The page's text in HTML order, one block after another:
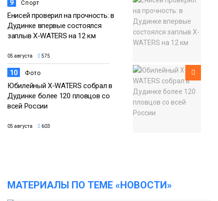
9 Спорт
Енисей проверил на прочность: в
Дудинке впервые состоялся
заплыв X-WATERS на 12 км
05 августа 575
10 Фото
Юбилейный X-WATERS собрал в
Дудинке более 120 пловцов со
всей России
05 августа 603
МАТЕРИАЛЫ ПО ТЕМЕ «НОВОСТИ»